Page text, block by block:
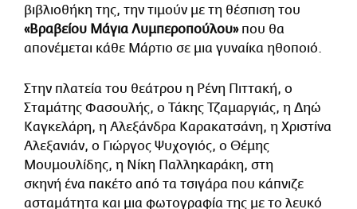
βιβλιοθήκη της, την τιμούν με τη θέσπιση του
«Βραβείου Μάγια Λυμπεροπούλου» που θα
απονέμεται κάθε Μάρτιο σε μια γυναίκα ηθοποιό.
Στην πλατεία του θεάτρου η Ρένη Πιττακή, ο
Σταμάτης Φασουλής, ο Τάκης Τζαμαργιάς, η Δηώ
Καγκελάρη, η Αλεξάνδρα Καρακατσάνη, η Χριστίνα
Αλεξανιάν, ο Γιώργος Ψυχογιός, ο Θέμης
Μουμουλίδης, η Νίκη Παλληκαράκη, στη
σκηνή ένα πακέτο από τα τσιγάρα που κάπνιζε
ασταμάτητα και μια φωτογραφία της με το λευκό